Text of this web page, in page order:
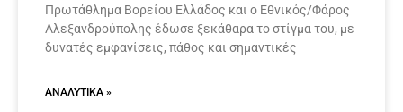
Πρωτάθλημα Βορείου Ελλάδος και ο Εθνικός/Φάρος
Αλεξανδρούπολης έδωσε ξεκάθαρα το στίγμα του, με
δυνατές εμφανίσεις, πάθος και σημαντικές
ΑΝΑΛΥΤΙΚΆ »